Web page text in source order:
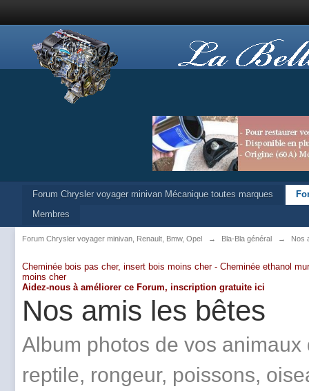
Forum Chrysler voyager minivan Mécanique toutes marques
Membres
Forum Chrysler voyager minivan, Renault, Bmw, Opel → Bla-Bla général → Nos
Cheminée bois pas cher, insert bois moins cher - Cheminée ethanol
moins cher
Aidez-nous à améliorer ce Forum, inscription gratuite ici
Nos amis les bêtes
Album photos de vos
reptile, rongeur, poissons,